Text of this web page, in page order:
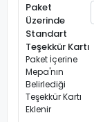
Paket
Üzerinde
Standart
Teşekkür Kartı
Paket İçerine
Mepa'nın
Belirlediği
Teşekkür Kartı
Eklenir